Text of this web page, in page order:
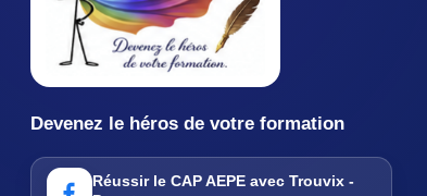
Devenez le héros de votre formation
Réussir le CAP AEPE avec Trouvix -